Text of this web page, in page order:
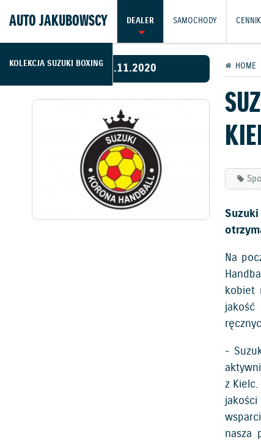
AUTO JAKUBOWSCY DEALER SAMOCHODY CENNIK
KOLEKCJA SUZUKI BOXING09.11.2020 HOME
Na
kobiet
jakość
-
z
nasza